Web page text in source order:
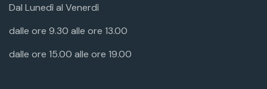
Dal Lunedì al Venerdì
dalle ore 9.30 alle ore 13.00
dalle ore 15.00 alle ore 19.00